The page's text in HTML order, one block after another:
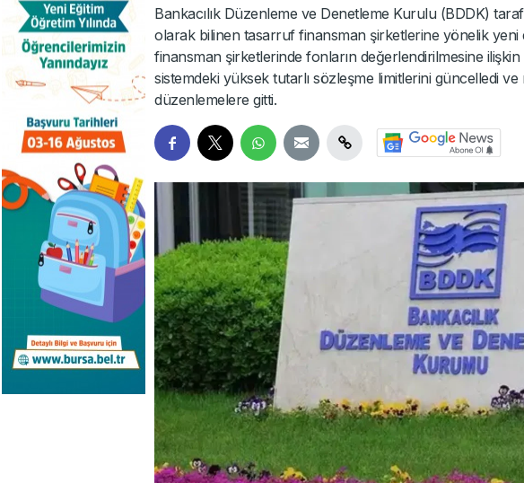
Bankacılık Düzenleme ve Denetleme Kurulu (BDDK)
olarak bilinen tasarruf finansman şirketlerine yönelik yeni
finansman şirketlerinde fonların değerlendirilmesine
sistemdeki yüksek tutarlı sözleşme limitlerini güncelledi ve
düzenlemelere gitti.